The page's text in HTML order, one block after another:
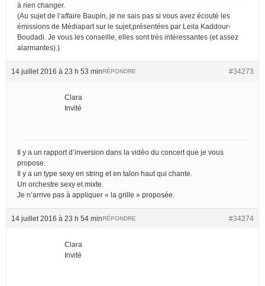
à rien changer.
(Au sujet de l’affaire Baupin, je ne sais pas si vous avez écouté les
émissions de Médiapart sur le sujet,présentées par Leila Kaddour-
Boudadi. Je vous les conseille, elles sont très intéressantes (et assez
alarmantes).)
14 juillet 2016 à 23 h 53 min #34273
RÉPONDRE
Clara
Invité
Il y a un rapport d’inversion dans la vidéo du concert que je vous
propose.
Il y a un type sexy en string et en talon haut qui chante.
Un orchestre sexy et mixte.
Je n’arrive pas à appliquer « la grille » proposée.
14 juillet 2016 à 23 h 54 min #34274
RÉPONDRE
Clara
Invité